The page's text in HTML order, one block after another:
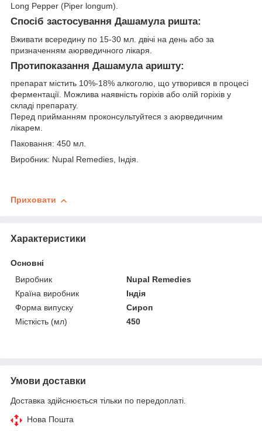
Long Pepper (Piper longum).
Спосіб застосування Дашамула ришта:
Вживати всередину по 15-30 мл. двічі на день або за
призначенням аюрведичного лікаря.
Протипоказання Дашамула аришту:
препарат містить 10%-18% алкоголю, що утворився в процесі
ферментації. Можлива наявність горіхів або олій горіхів у
складі препарату.
Перед прийманням проконсультуйтеся з аюрведичним
лікарем.
Паковання: 450 мл.
Виробник: Nupal Remedies, Індія.
Приховати
Характеристики
Основні
Виробник
Nupal Remedies
Країна виробник
Індія
Форма випуску
Сироп
Місткість (мл)
450
Умови доставки
Доставка здійснюється тільки по передоплаті.
Нова Пошта